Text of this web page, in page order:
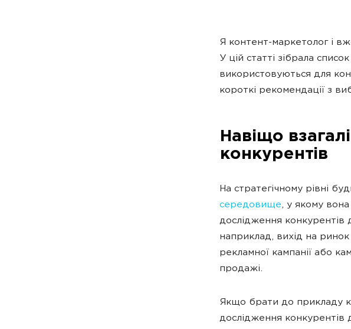
Я контент-маркетолог і
У цій статті зібрала
використовуються для
короткі рекомендації з
Навіщо
конкурентів
На стратегічному рівні
середовище, у якому вона
дослідження конкурентів
наприклад, вихід на
рекламної кампанії або
продажі.
Якщо брати до прикладу
дослідження конкурентів